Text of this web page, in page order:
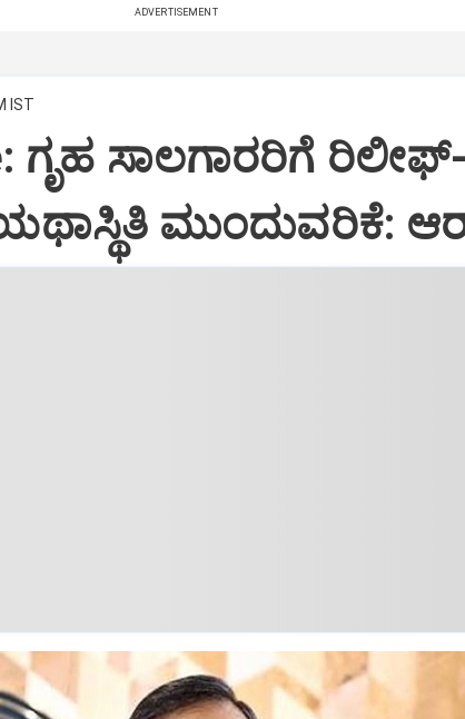
ADVERTISEMENT
IST
ಗೃಹ ಸಾಲಗಾರರಿಗೆ
ಮುಂದುವರಿಕೆ: